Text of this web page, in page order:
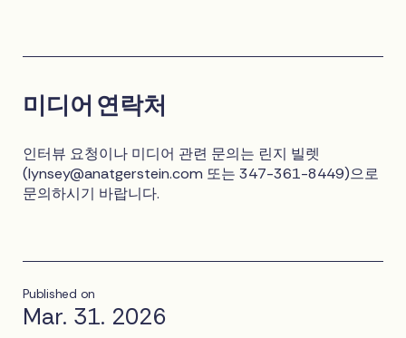
미디어 연락처
인터뷰 요청이나 미디어 관련 문의는 린지 빌렛
(lynsey@anatgerstein.com 또는 347-361-8449)으로
문의하시기 바랍니다.
Published on
Mar. 31. 2026